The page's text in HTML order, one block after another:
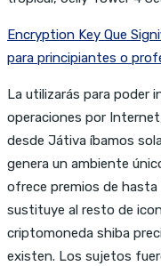
Encryption Key Que
para principiantes o
La utilizarás para poder
operaciones por
desde Játiva íbamos
genera un ambiente
ofrece premios de
sustituye al resto de
criptomoneda shiba
existen. Los sujetos